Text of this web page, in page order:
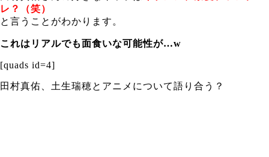
レ？（笑）
と言うことがわかります。
これはリアルでも面食いな可能性が…w
[quads id=4]
田村真佑、土生瑞穂とアニメについて語り合う？